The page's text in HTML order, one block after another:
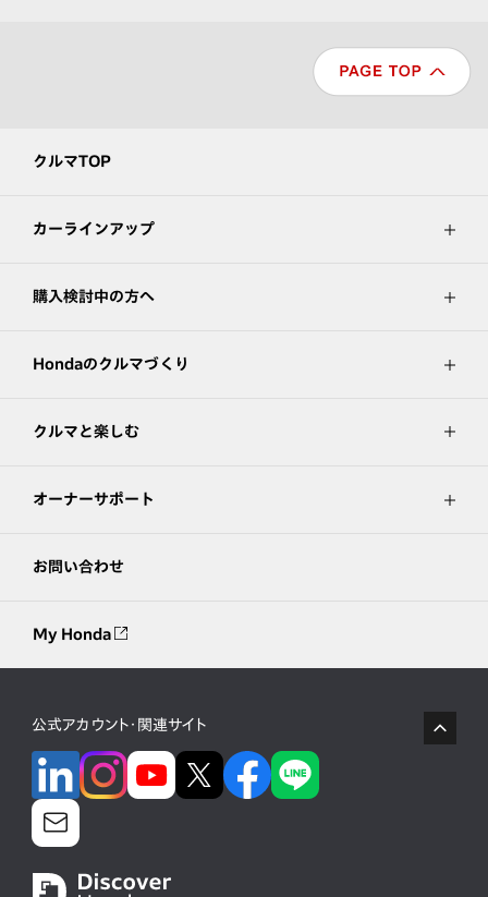
クルマTOP
カーラインアップ
購入検討中の方へ
Hondaのクルマづくり
クルマと楽しむ
オーナーサポート
お問い合わせ
My Honda
公式アカウント・関連サイト